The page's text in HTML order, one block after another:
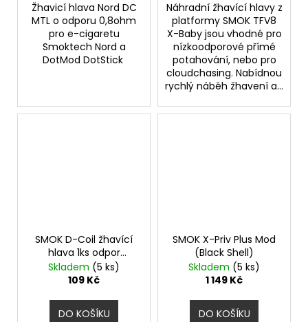
Žhavicí hlava Nord DC
MTL o odporu 0,8ohm
pro e-cigaretu
Smoktech Nord a
DotMod DotStick
Náhradní žhavící hlavy z
platformy SMOK TFV8
X-Baby jsou vhodné pro
nízkoodporové přímé
potahování, nebo pro
cloudchasing. Nabídnou
rychlý náběh žhavení a...
SMOK D-Coil žhavící
hlava 1ks odpor
0,4ohm
Skladem (5 ks)
109 Kč
DO KOŠÍKU
SMOK X-Priv Plus Mod
(Black Shell)
Skladem (5 ks)
1 149 Kč
DO KOŠÍKU